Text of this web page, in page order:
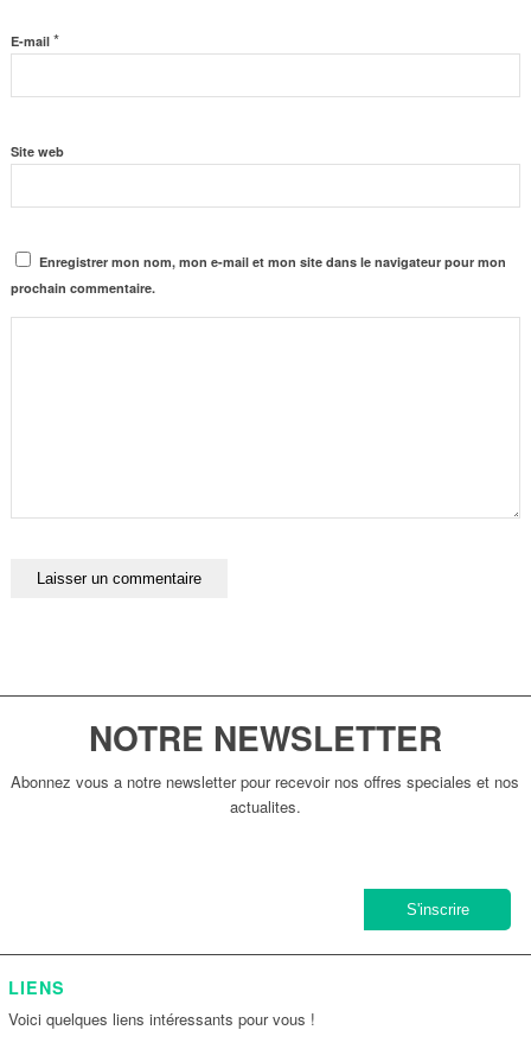
E-mail *
Site web
Enregistrer mon nom, mon e-mail et mon site dans le navigateur pour mon
prochain commentaire.
NOTRE NEWSLETTER
Abonnez vous a notre newsletter pour recevoir nos offres speciales et nos
actualites.
LIENS
Voici quelques liens intéressants pour vous !